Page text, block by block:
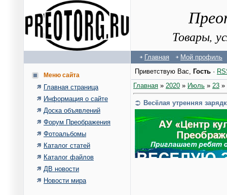
Товары,
Главная Мой профиль
Меню сайта
Главная страница
Информация о сайте
Доска объявлений
Форум Преображения
Фотоальбомы
Каталог статей
Каталог файлов
ДВ новости
Новости мира
Приветствую Вас, Гость ·
Главная » 2020 » Июль » 23 »
Весёлая утренняя